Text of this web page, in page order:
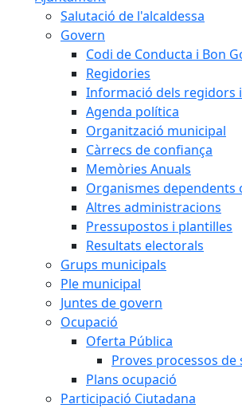
Salutació de l'alcaldessa
Govern
Codi de Conducta i Bon
Regidories
Informació dels regidors
Agenda política
Organització municipal
Càrrecs de confiança
Memòries Anuals
Organismes dependents
Altres administracions
Pressupostos i plantilles
Resultats electorals
Grups municipals
Ple municipal
Juntes de govern
Ocupació
Oferta Pública
Proves processos
Plans ocupació
Participació Ciutadana